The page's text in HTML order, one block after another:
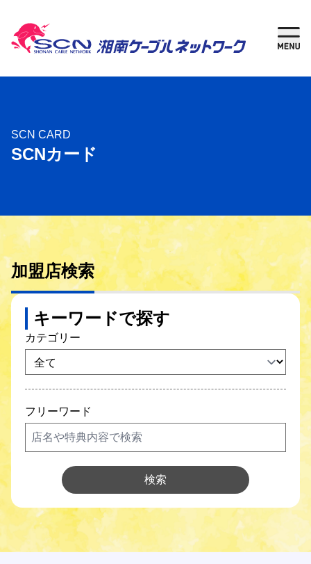
新規加入
ご検討中の方
ご利用中の方
ケーブルテレビ
インターネット
固定電話
SCNガス
SCNでんき
SCNについて
Q&A
SCN CARD
SCNカード
加盟店検索
キーワードで探す
カテゴリー
フリーワード
検索